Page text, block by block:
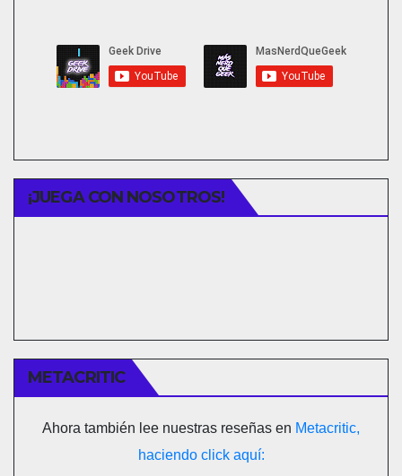
¡JUEGA CON NOSOTROS!
METACRITIC
Ahora también lee nuestras reseñas en Metacritic,
haciendo click aquí: